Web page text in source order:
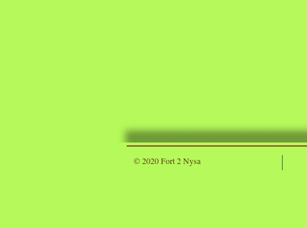
© 2020 Fort 2 Nysa